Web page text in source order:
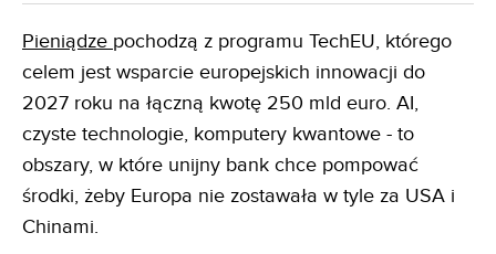
Pieniądze pochodzą z programu TechEU, którego
celem jest wsparcie europejskich innowacji do
2027 roku na łączną kwotę 250 mld euro. AI,
czyste technologie, komputery kwantowe - to
obszary, w które unijny bank chce pompować
środki, żeby Europa nie zostawała w tyle za USA i
Chinami.